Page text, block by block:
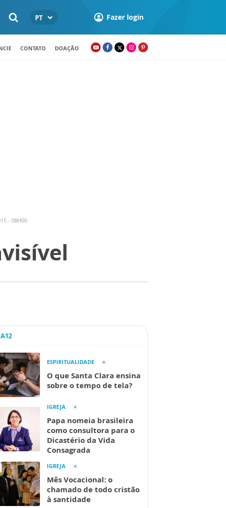
PT Fazer login
CONTATO DOAÇÃO
- 08H00
ESPIRITUALIDADE
O que Santa Clara ensina
sobre o tempo de tela?
IGREJA
Papa nomeia brasileira
como consultora para o
Dicastério da Vida
Consagrada
IGREJA
Mês Vocacional: o
chamado de todo cristão
à santidade